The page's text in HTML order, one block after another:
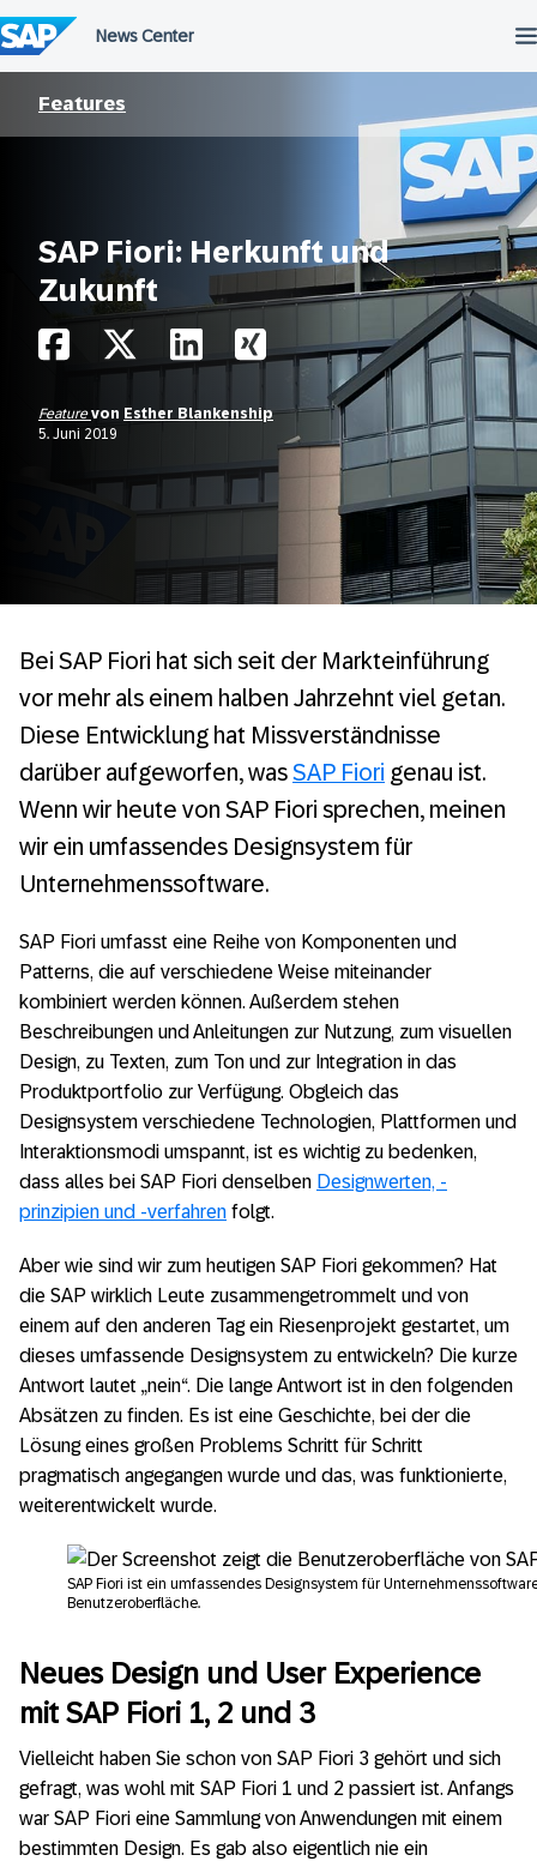
Features
SAP Fiori: Herkunft und
Zukunft
Featurevon Esther Blankenship
5. Juni 2019
Bei SAP Fiori hat sich seit der Markteinführung
vor mehr als einem halben Jahrzehnt viel getan.
Diese Entwicklung hat Missverständnisse
darüber aufgeworfen, wasSAP Fiori genau ist.
Wenn wir heute von SAP Fiori sprechen, meinen
wir ein umfassendes Designsystem für
Unternehmenssoftware.
SAP Fiori umfasst eine Reihe von Komponenten und
Patterns, die auf verschiedene Weise miteinander
kombiniert werden können. Außerdem stehen
Beschreibungen und Anleitungen zur Nutzung, zum visuellen
Design, zu Texten, zum Ton und zur Integration in das
Produktportfolio zur Verfügung. Obgleich das
Designsystem verschiedene Technologien, Plattformen und
Interaktionsmodi umspannt, ist es wichtig zu bedenken,
dass alles bei SAP Fiori denselben Designwerten, -
prinzipien und -verfahren folgt.
Aber wie sind wir zum heutigen SAP Fiori gekommen? Hat
die SAP wirklich Leute zusammengetrommelt und von
einem auf den anderen Tag ein Riesenprojekt gestartet, um
dieses umfassende Designsystem zu entwickeln? Die kurze
Antwort lautet „nein“. Die lange Antwort ist in den folgenden
Absätzen zu finden. Es ist eine Geschichte, bei der die
Lösung eines großen Problems Schritt für Schritt
pragmatisch angegangen wurde und das, was funktionierte,
weiterentwickelt wurde.
SAP Fiori ist ein umfassendes Designsystem für
Benutzeroberfläche.
Neues Design und User Experience
mit SAP Fiori 1, 2 und 3
Vielleicht haben Sie schon von SAP Fiori 3 gehört und sich
gefragt, was wohl mit SAP Fiori 1 und 2 passiert ist. Anfangs
war SAP Fiori eine Sammlung von Anwendungen mit einem
bestimmten Design. Es gab also eigentlich nie ein